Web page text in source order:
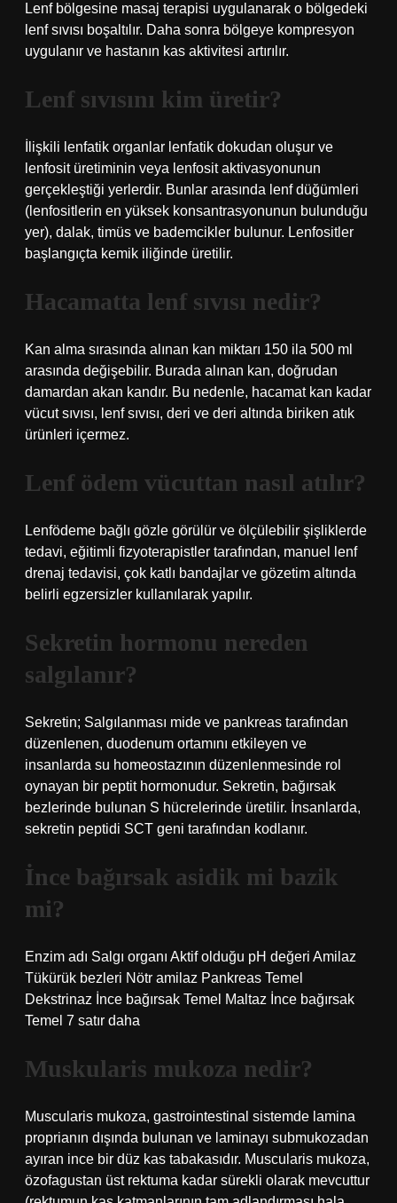
Lenf bölgesine masaj terapisi uygulanarak o bölgedeki
lenf sıvısı boşaltılır. Daha sonra bölgeye kompresyon
uygulanır ve hastanın kas aktivitesi artırılır.
Lenf sıvısını kim üretir?
İlişkili lenfatik organlar lenfatik dokudan oluşur ve
lenfosit üretiminin veya lenfosit aktivasyonunun
gerçekleştiği yerlerdir. Bunlar arasında lenf düğümleri
(lenfositlerin en yüksek konsantrasyonunun bulunduğu
yer), dalak, timüs ve bademcikler bulunur. Lenfositler
başlangıçta kemik iliğinde üretilir.
Hacamatta lenf sıvısı nedir?
Kan alma sırasında alınan kan miktarı 150 ila 500 ml
arasında değişebilir. Burada alınan kan, doğrudan
damardan akan kandır. Bu nedenle, hacamat kan kadar
vücut sıvısı, lenf sıvısı, deri ve deri altında biriken atık
ürünleri içermez.
Lenf ödem vücuttan nasıl atılır?
Lenfödeme bağlı gözle görülür ve ölçülebilir şişliklerde
tedavi, eğitimli fizyoterapistler tarafından, manuel lenf
drenaj tedavisi, çok katlı bandajlar ve gözetim altında
belirli egzersizler kullanılarak yapılır.
Sekretin hormonu nereden
salgılanır?
Sekretin; Salgılanması mide ve pankreas tarafından
düzenlenen, duodenum ortamını etkileyen ve
insanlarda su homeostazının düzenlenmesinde rol
oynayan bir peptit hormonudur. Sekretin, bağırsak
bezlerinde bulunan S hücrelerinde üretilir. İnsanlarda,
sekretin peptidi SCT geni tarafından kodlanır.
İnce bağırsak asidik mi bazik
mi?
Enzim adı Salgı organı Aktif olduğu pH değeri Amilaz
Tükürük bezleri Nötr amilaz Pankreas Temel
Dekstrinaz İnce bağırsak Temel Maltaz İnce bağırsak
Temel 7 satır daha
Muskularis mukoza nedir?
Muscularis mukoza, gastrointestinal sistemde lamina
proprianın dışında bulunan ve laminayı submukozadan
ayıran ince bir düz kas tabakasıdır. Muscularis mukoza,
özofagustan üst rektuma kadar sürekli olarak mevcuttur